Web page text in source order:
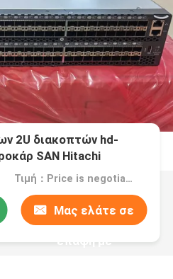
2U διακοπτών hd-
SAN Hitachi
Τιμή：Price is negotiable
Μας ελάτε σε
επαφή με